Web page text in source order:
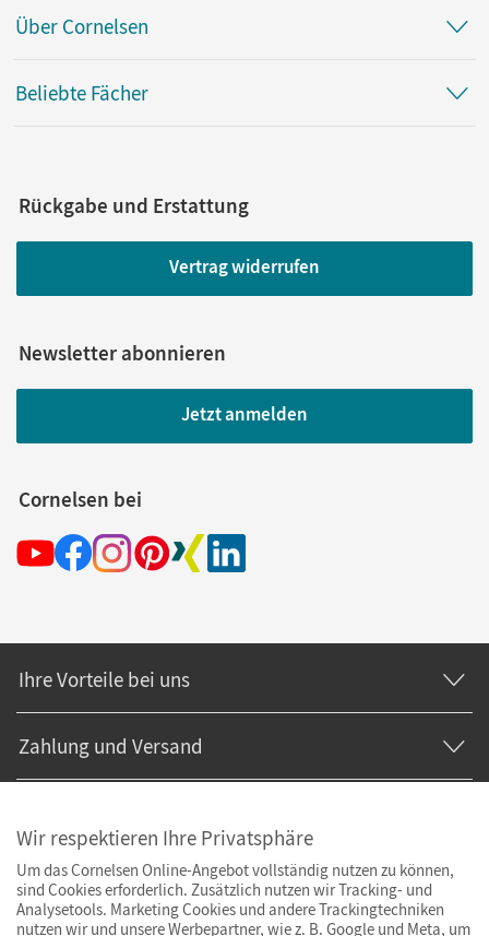
Über Cornelsen
Beliebte Fächer
Rückgabe und Erstattung
Vertrag widerrufen
Newsletter abonnieren
Jetzt anmelden
Cornelsen bei
Ihre Vorteile bei uns
Zahlung und Versand
Wir respektieren Ihre Privatsphäre
Um das Cornelsen Online-Angebot vollständig nutzen zu können,
sind Cookies erforderlich. Zusätzlich nutzen wir Tracking- und
Analysetools. Marketing Cookies und andere Trackingtechniken
nutzen wir und unsere Werbepartner, wie z. B. Google und Meta, um